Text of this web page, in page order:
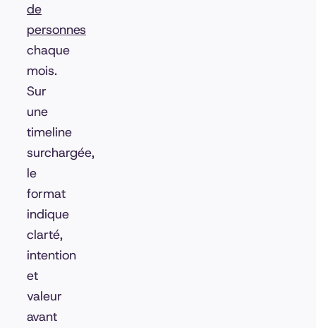
de
personnes
chaque
mois.
Sur
une
timeline
surchargée,
le
format
indique
clarté,
intention
et
valeur
avant